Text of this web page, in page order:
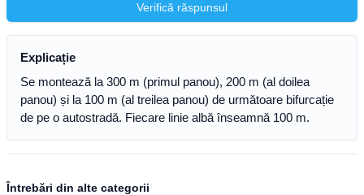
Verifică răspunsul
Explicație
Se montează la 300 m (primul panou), 200 m (al doilea
panou) și la 100 m (al treilea panou) de următoare bifurcație
de pe o autostradă. Fiecare linie albă înseamnă 100 m.
Întrebări din alte categorii